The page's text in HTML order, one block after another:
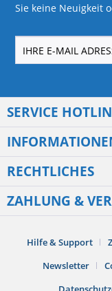
Sie keine Neuigkeit
SERVICE
RECHTLICHES
ZAHLUNG &
Hilfe & Support
Newsletter